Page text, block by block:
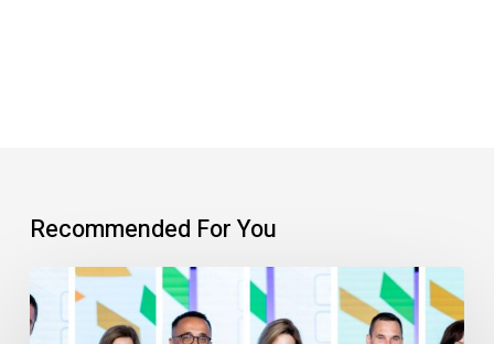
Recommended For You